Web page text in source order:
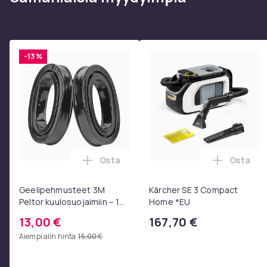
6-9 | 120 cm (Lenkkarit)
9–12 | 160 cm
11–13 | 180 cm
12–14 | 200 cm
14-16 | 220 cm
Väri
Koko
Paino, gramma
-13 %
Geelipehmusteet 3M
Peltor kuulosuojaimiin – 1
13,00 €
Aiempi alin hinta 15,00 €
Lisää Geelipehmusteet 3M Peltor
Osta
Kärcher SE 3 Compact
Home *EU
167,70 €
Lisää
Osta